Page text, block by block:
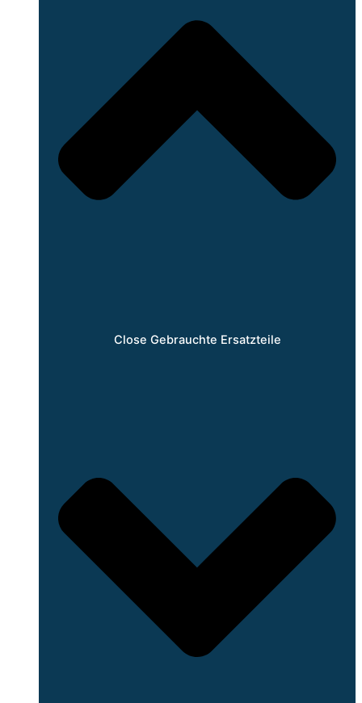
Close Gebrauchte Ersatzteile